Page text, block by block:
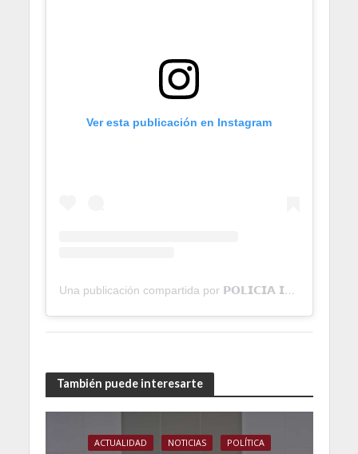
Ver esta publicación en Instagram
Una publicación compartida por 𝗣𝗢𝗟𝗜𝗖𝗜𝗔 𝗜𝗡𝗧𝗘𝗥𝗡𝗔𝗖𝗜𝗢𝗡𝗔𝗟 (@policia_internacionalvzla)
También puede interesarte
ACTUALIDAD NOTICIAS POLÍTICA